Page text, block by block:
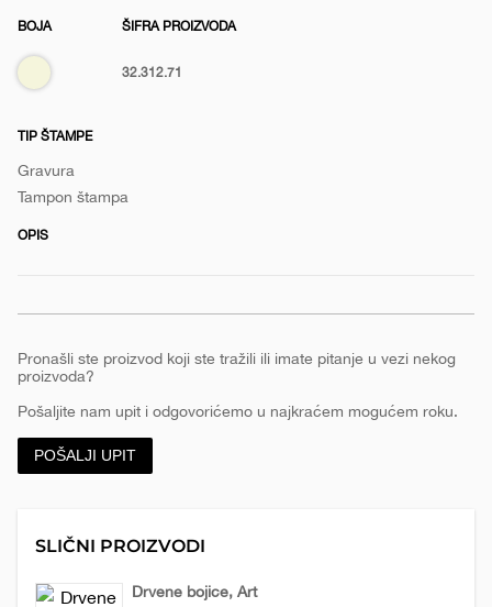
igracka-
lotie
BOJA ŠIFRA PROIZVODA
32.312.71
TIP ŠTAMPE
Gravura
Tampon štampa
OPIS
Pronašli ste proizvod koji ste tražili ili imate pitanje u vezi nekog
proizvoda?
Pošaljite nam upit i odgovorićemo u najkraćem mogućem roku.
POŠALJI UPIT
SLIČNI PROIZVODI
Drvene bojice, Art